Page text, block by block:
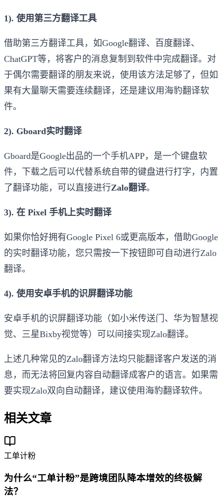
1). 使用第三方翻译工具
借助第三方翻译工具，如Google翻译、百度翻译、
ChatGPT等，将客户的消息复制到软件中完成翻译。对
于偶尔需要翻译的朋友来说，使用该方法足够了，但如
果有大量聊天需要连续翻译，还是建议用海豹翻译软
件。
2). Gboard实时翻译
Gboard是Google出品的一个手机APP，是一个键盘软
件，下载之后可以代替系统自带的键盘进行打字，内置
了翻译功能，可以直接进行Zalo翻译。
3). 在 Pixel 手机上实时翻译
如果你恰好拥有Google Pixel 6或更高版本，借助Google
的实时翻译功能，您只需按一下按钮即可自动进行Zalo
翻译。
4). 使用安卓手机的识屏翻译功能
安卓手机的识屏翻译功能（如小米传送门、华为智慧视
觉、三星Bixby视觉等）可以间接实现Zalo翻译。
上述几种常见的Zalo翻译方法均只能翻译客户发送的消
息，而无法将回复内容自动翻译成客户的语言。如果需
要实现Zalo双向自动翻译，建议使用海豹翻译软件。
相关文章
工单计粉
为什么“工单计粉”是跨境团队降本增效的终极解
法？